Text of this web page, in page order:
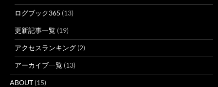
ログブック365 (13)
更新記事一覧 (19)
アクセスランキング (2)
アーカイブ一覧 (13)
ABOUT (15)